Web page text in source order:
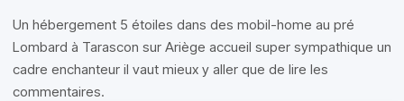
Un hébergement 5 étoiles dans des mobil-home au pré
Lombard à Tarascon sur Ariège accueil super sympathique un
cadre enchanteur il vaut mieux y aller que de lire les
commentaires.